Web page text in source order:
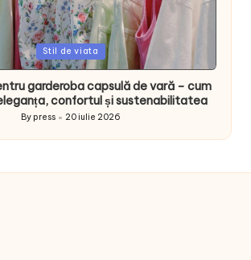
Stil de viata
garderoba capsulă de vară – cum
confortul și sustenabilitatea
Posted
by
By press 20 iulie 2026